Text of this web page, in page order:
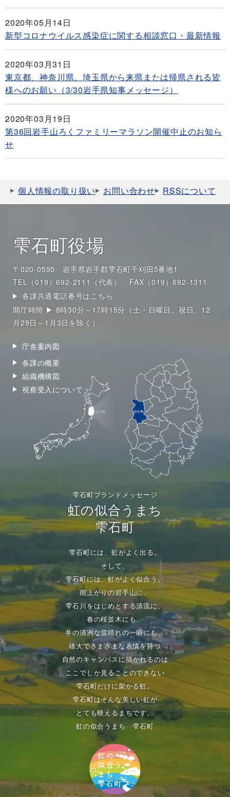
2020年05月14日
新型コロナウイルス感染症に関する相談窓口・最新情報
2020年03月31日
東京都、神奈川県、埼玉県から来県または帰県される皆
様へのお願い（3/30岩手県知事メッセージ）
2020年03月19日
第36回岩手山ろくファミリーマラソン開催中止のお知ら
せ
個人情報の取り扱い お問い合わせ RSSについて
雫石町役場
〒020-0595 岩手県岩手郡雫石町千刈田5番地1
TEL（019）692-2111（代表）
FAX（019）692-1311
各課共通電話番号はこちら
開庁時間 ▶ 8時30分～17時15分（土・日曜日、祝日、12
月29日～1月3日を除く）
庁舎案内図
各課の概要
組織機構図
視察受入について
雫石町ブランドメッセージ
虹の似合うまち
雫石町
雫石町には、虹がよく出る。
そして、
雫石町には、虹がよく似合う。
雨上がりの岩手山に、
雫石川をはじめとする清流に、
春の桜並木にも、
冬の清冽な雪晴れの一瞬にも、
雄大でさまざまな表情を持つ
自然のキャンパスに描かれるのは
ここでしか見ることのできない
雫石町だけに架かる虹。
雫石町はそんな美しい虹が
とても映えるまちです。
虹の似合うまち 雫石町